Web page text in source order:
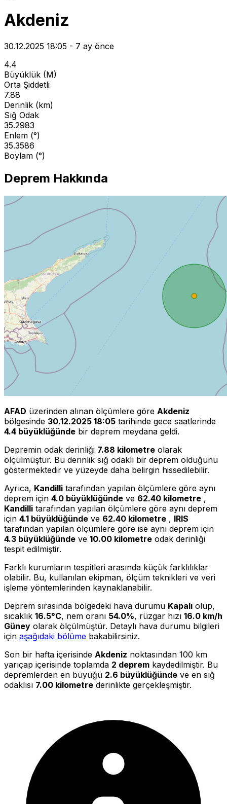
Akdeniz
30.12.2025 18:05 - 7 ay önce
4.4
Büyüklük (M)
Orta Şiddetli
7.88
Derinlik (km)
Sığ Odak
35.2983
Enlem (°)
35.3586
Boylam (°)
Deprem Hakkında
AFAD üzerinden alınan ölçümlere göre Akdeniz
bölgesinde 30.12.2025 18:05 tarihinde gece saatlerinde
4.4 büyüklüğünde bir deprem meydana geldi.
Depremin odak derinliği 7.88 kilometre olarak
ölçülmüştür. Bu derinlik sığ odaklı bir deprem olduğunu
göstermektedir ve yüzeyde daha belirgin hissedilebilir.
Ayrıca, Kandilli tarafından yapılan ölçümlere göre aynı
deprem için 4.0 büyüklüğünde ve 62.40 kilometre ,
Kandilli tarafından yapılan ölçümlere göre aynı deprem
için 4.1 büyüklüğünde ve 62.40 kilometre , IRIS
tarafından yapılan ölçümlere göre ise aynı deprem için
4.3 büyüklüğünde ve 10.00 kilometre odak derinliği
tespit edilmiştir.
Farklı kurumların tespitleri arasında küçük farklılıklar
olabilir. Bu, kullanılan ekipman, ölçüm teknikleri ve veri
işleme yöntemlerinden kaynaklanabilir.
Deprem sırasında bölgedeki hava durumu Kapalı olup,
sıcaklık 16.5°C, nem oranı 54.0%, rüzgar hızı 16.0 km/h
Güney olarak ölçülmüştür. Detaylı hava durumu bilgileri
için aşağıdaki bölüme bakabilirsiniz.
Son bir hafta içerisinde Akdeniz noktasından 100 km
yarıçap içerisinde toplamda 2 deprem kaydedilmiştir. Bu
depremlerden en büyüğü 2.6 büyüklüğünde ve en sığ
odaklısı 7.00 kilometre derinlikte gerçekleşmiştir.